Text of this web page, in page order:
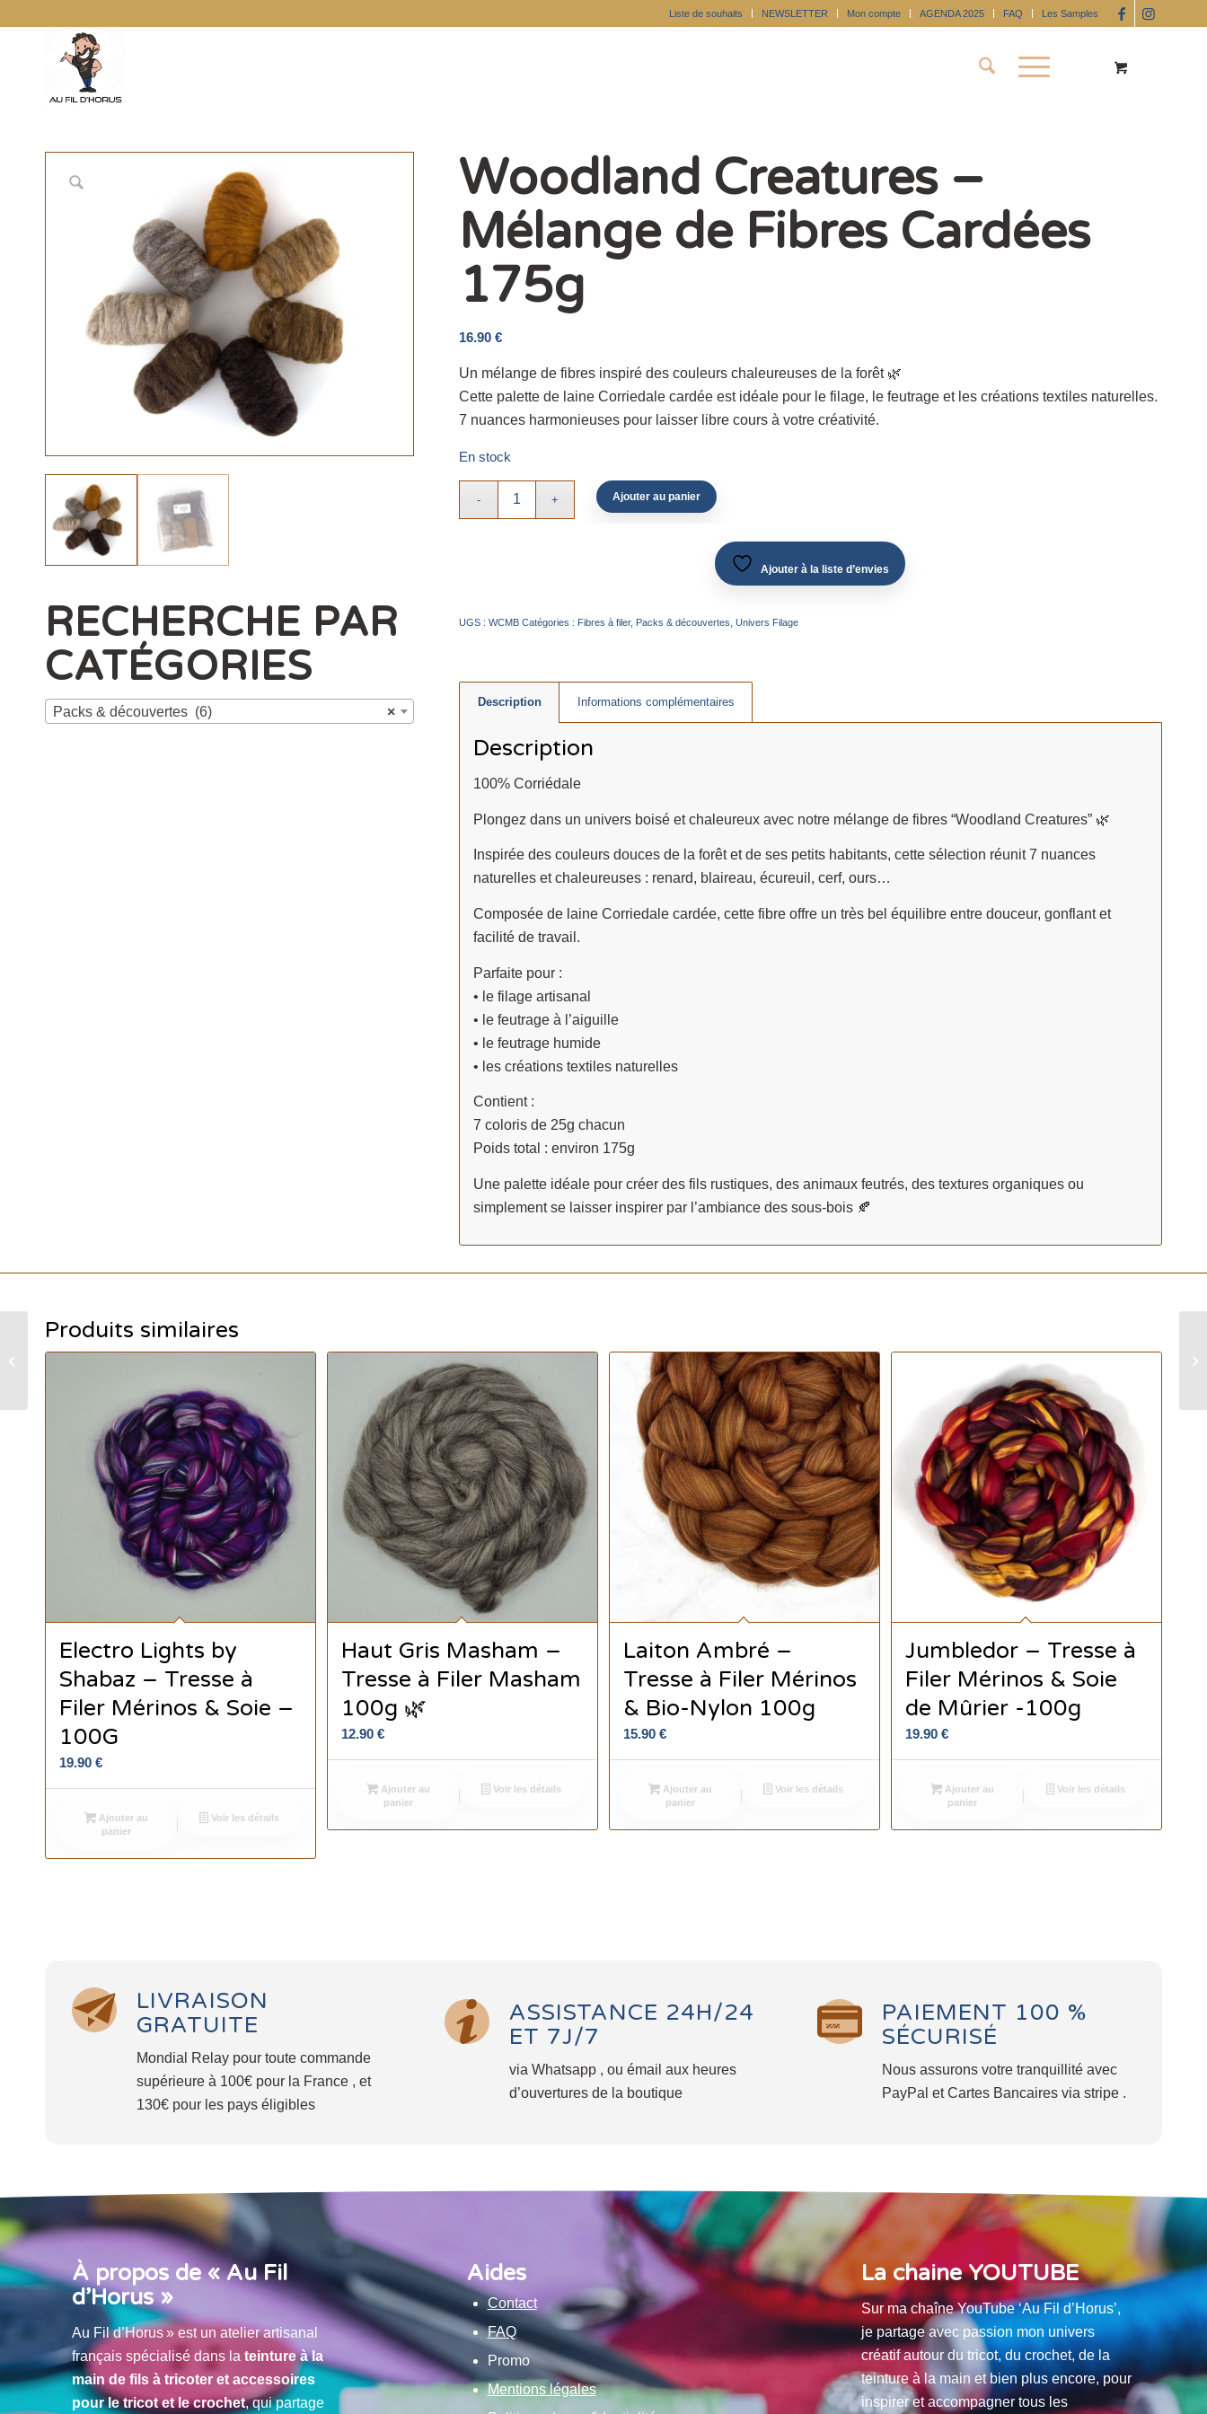
Liste de souhaits NEWSLETTER Mon compte AGENDA 2025 FAQ Les Samples
RECHERCHE PAR
CATÉGORIES
×
Packs & découvertes (6)
Woodland Creatures –
Mélange de Fibres Cardées
175g
16.90 €
Un mélange de fibres inspiré des couleurs chaleureuses de la forêt 🌿
Cette palette de laine Corriedale cardée est idéale pour le filage, le feutrage et les créations textiles naturelles.
7 nuances harmonieuses pour laisser libre cours à votre créativité.
En stock
Ajouter au panier
Ajouter à la liste d’envies
UGS : WCMB Catégories : Fibres à filer, Packs & découvertes Univers Filage
Description Informations complémentaires
Description
100% Corriédale
Plongez dans un univers boisé et chaleureux avec notre mélange de fibres “Woodland Creatures” 🌿
Inspirée des couleurs douces de la forêt et de ses petits habitants, cette sélection réunit 7 nuances
naturelles et chaleureuses : renard, blaireau, écureuil, cerf, ours…
Composée de laine Corriedale cardée, cette fibre offre un très bel équilibre entre douceur, gonflant et
facilité de travail.
Parfaite pour :
• le filage artisanal
• le feutrage à l’aiguille
• le feutrage humide
• les créations textiles naturelles
Contient :
7 coloris de 25g chacun
Poids total : environ 175g
Une palette idéale pour créer des fils rustiques, des animaux feutrés, des textures organiques ou
simplement se laisser inspirer par l’ambiance des sous-bois 🍂
Produits similaires
Electro Lights by
Shabaz – Tresse à
Filer Mérinos & Soie –
100G
19.90 €
Ajouter au
panier
Voir les détails
Haut Gris Masham –
Tresse à Filer Masham
100g 🌿
12.90€
Ajouter au
panier
Voir les détails
Laiton Ambré –
Tresse à Filer Mérinos
& Bio-Nylon 100g
15.90€
Ajouter au
panier
Voir les détails
Jumbledor – Tresse à
Filer Mérinos & Soie
de Mûrier -100g
19.90€
Ajouter au
panier
Voir les détails
LIVRAISON
GRATUITE
Mondial Relay pour toute commande
supérieure à 100€ pour la France , et
130€ pour les pays éligibles
ASSISTANCE 24H/24
ET 7J/7
via Whatsapp , ou émail aux heures
d’ouvertures de la boutique
PAIEMENT 100 %
SÉCURISÉ
Nous assurons votre tranquillité avec
PayPal et Cartes Bancaires via stripe .
À propos de « Au Fil
d’Horus »
Au Fil d’Horus » est un atelier artisanal
français spécialisé dans la teinture à la
main de fils à tricoter et accessoires
pour le tricot et le crochet, qui partage
Aides
Contact
FAQ
Promo
Mentions légales
La chaine YOUTUBE
Sur ma chaîne YouTube ‘Au Fil d’Horus’,
je partage avec passion mon univers
créatif autour du tricot, du crochet, de la
teinture à la main et bien plus encore, pour
inspirer et accompagner tous les
THEBES tibétain single